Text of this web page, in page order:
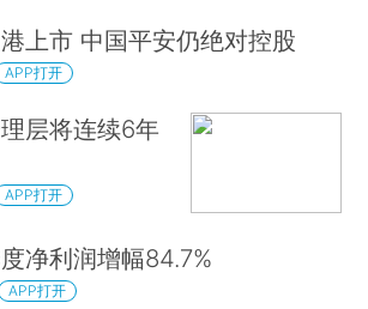
上市 中国平安仍绝对控股
APP打开
层将连续6年
APP打开
净利润增幅84.7%
APP打开